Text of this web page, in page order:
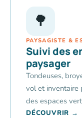
🌳
PAYSAGISTE &
Suivi des
paysager
Tondeuses,
vol et inventaire
des espaces
DÉCOUVRIR →